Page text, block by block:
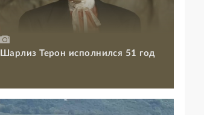
Шарлиз Терон исполнился 51 год